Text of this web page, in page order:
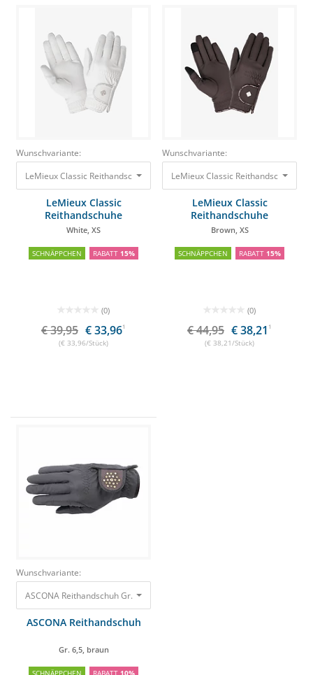
Wunschvariante:
LeMieux Classic Reithandschuhe White, XS39,95 €33,96 €
LeMieux Classic
Reithandschuhe
White, XS
SCHNÄPPCHEN RABATT 15%
(0)
€ 39,95 € 33,961
(€ 33,96/Stück)
Wunschvariante:
LeMieux Classic Reithandschuhe
LeMieux Classic
Reithandschuhe
Brown, XS
SCHNÄPPCHEN RABATT 15%
(0)
€ 44,95 € 38,21 1
(€ 38,21/Stück)
Wunschvariante:
ASCONA Reithandschuh Gr. 6,5, braun
ASCONA Reithandschuh
Gr. 6,5, braun
SCHNÄPPCHEN RABATT 10%